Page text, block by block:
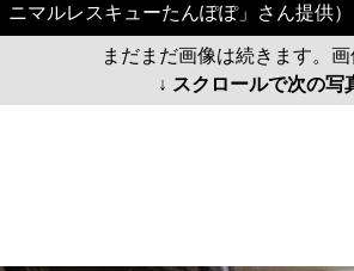
ニマルレスキューたんぽぽ」さん提供）
まだまだ画像は続きます。画
↓ スクロールで次の写